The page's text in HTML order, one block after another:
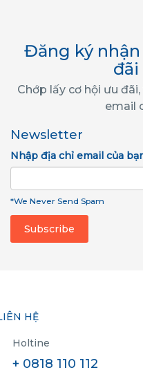
Đăng ký
Chớp lấy cơ hội ưu
email
Newsletter
Nhập địa chỉ email của
*We Never Send Spam
HỆ
Holtine
+ 0818 110 112